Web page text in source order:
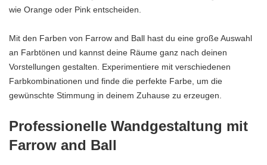
wie Orange oder Pink entscheiden.
Mit den Farben von Farrow and Ball hast du eine große Auswahl
an Farbtönen und kannst deine Räume ganz nach deinen
Vorstellungen gestalten. Experimentiere mit verschiedenen
Farbkombinationen und finde die perfekte Farbe, um die
gewünschte Stimmung in deinem Zuhause zu erzeugen.
Professionelle Wandgestaltung mit
Farrow and Ball